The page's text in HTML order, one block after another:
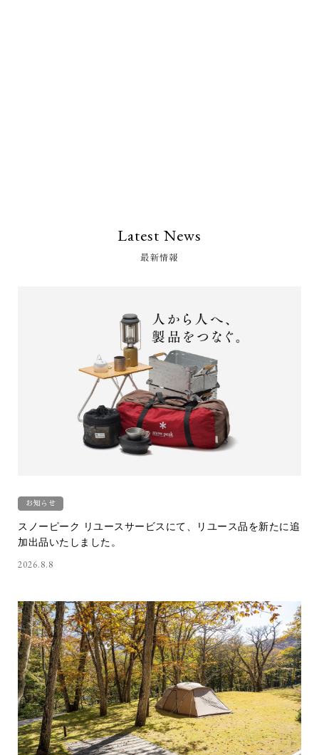
Latest News
最新情報
お知らせ
スノーピーク リユースサービスにて、リユース品を新たに追
加出品いたしました。
2026.8.8